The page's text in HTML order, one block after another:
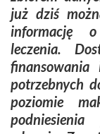
już dziś
informację o
leczenia.
finansowania
potrzebnych
poziomie